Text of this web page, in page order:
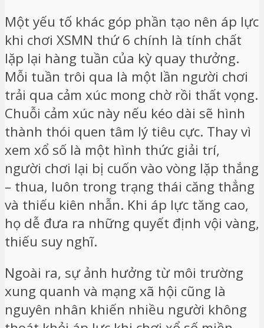
Một yếu tố khác góp phần tạo nên áp lực
khi chơi XSMN thứ 6 chính là tính chất
lặp lại hàng tuần của kỳ quay thưởng.
Mỗi tuần trôi qua là một lần người chơi
trải qua cảm xúc mong chờ rồi thất vọng.
Chuỗi cảm xúc này nếu kéo dài sẽ hình
thành thói quen tâm lý tiêu cực. Thay vì
xem xổ số là một hình thức giải trí,
người chơi lại bị cuốn vào vòng lặp thắng
– thua, luôn trong trạng thái căng thẳng
và thiếu kiên nhẫn. Khi áp lực tăng cao,
họ dễ đưa ra những quyết định vội vàng,
thiếu suy nghĩ.
Ngoài ra, sự ảnh hưởng từ môi trường
xung quanh và mạng xã hội cũng là
nguyên nhân khiến nhiều người không